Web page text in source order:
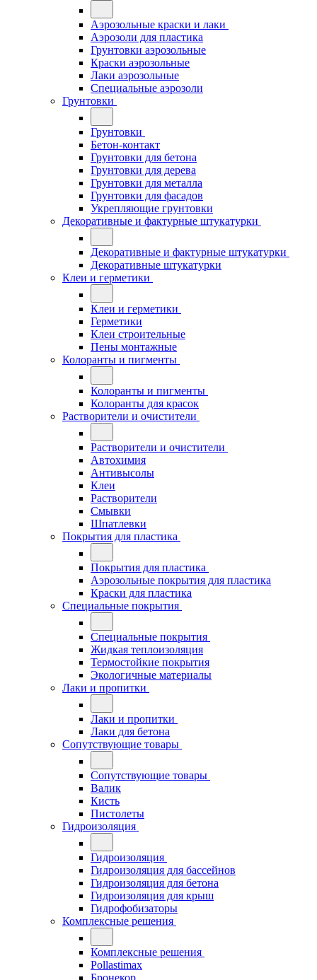
Аэрозольные краски и лаки
Аэрозоли для пластика
Грунтовки аэрозольные
Краски аэрозольные
Лаки аэрозольные
Специальные аэрозоли
Грунтовки
Грунтовки
Бетон-контакт
Грунтовки для бетона
Грунтовки для дерева
Грунтовки для металла
Грунтовки для фасадов
Укрепляющие грунтовки
Декоративные и фактурные штукатурки
Декоративные и фактурные штукатурки
Декоративные штукатурки
Клеи и герметики
Клеи и герметики
Герметики
Клеи строительные
Пены монтажные
Колоранты и пигменты
Колоранты и пигменты
Колоранты для красок
Растворители и очистители
Растворители и очистители
Автохимия
Антивысолы
Клеи
Растворители
Смывки
Шпатлевки
Покрытия для пластика
Покрытия для пластика
Аэрозольные покрытия для пластика
Краски для пластика
Специальные покрытия
Специальные покрытия
Жидкая теплоизоляция
Термостойкие покрытия
Экологичные материалы
Лаки и пропитки
Лаки и пропитки
Лаки для бетона
Сопутствующие товары
Сопутствующие товары
Валик
Кисть
Пистолеты
Гидроизоляция
Гидроизоляция
Гидроизоляция для бассейнов
Гидроизоляция для бетона
Гидроизоляция для крыш
Гидрофобизаторы
Комплексные решения
Комплексные решения
Pollastimax
Бронекор